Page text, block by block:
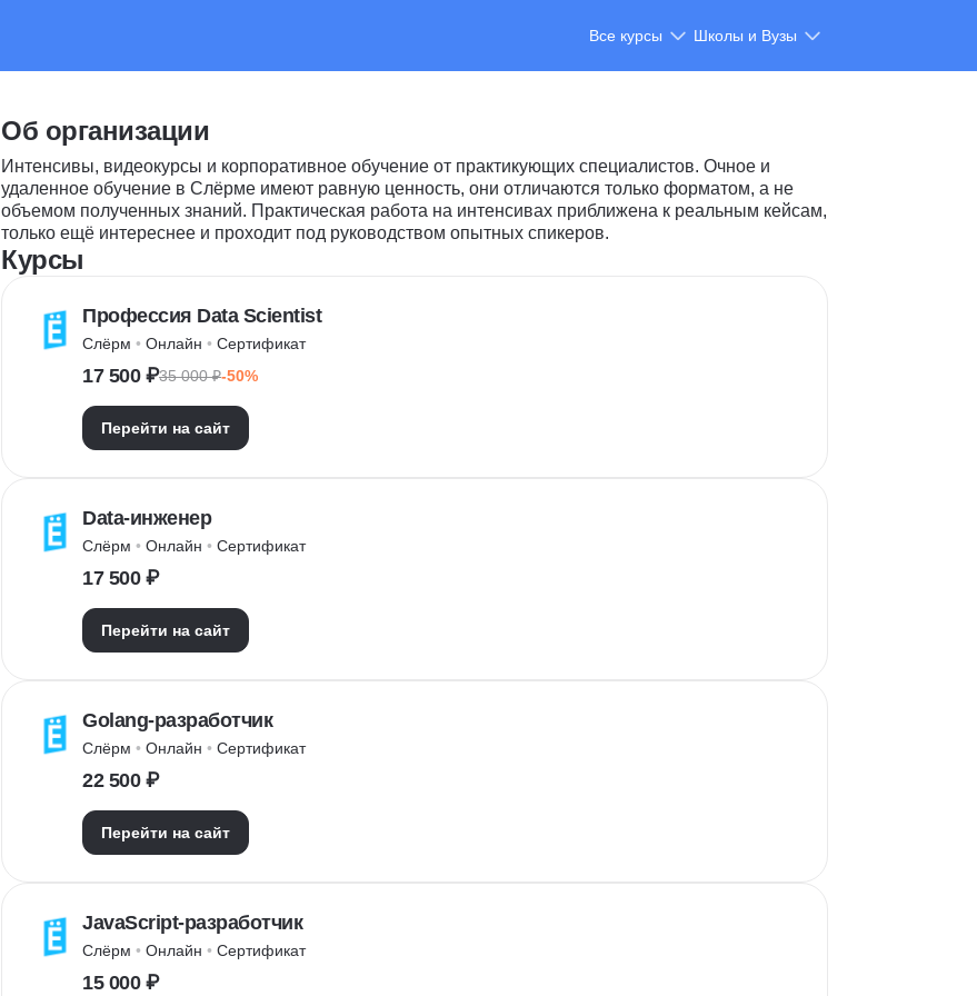
Все курсы Школы и Вузы
Об организации
Интенсивы, видеокурсы и корпоративное обучение от практикующих специалистов. Очное и
удаленное обучение в Слёрме имеют равную ценность, они отличаются только форматом, а не
объемом полученных знаний. Практическая работа на интенсивах приближена к реальным кейсам,
только ещё интереснее и проходит под руководством опытных спикеров.
Курсы
Профессия Data Scientist
Слёрм • Онлайн • Сертификат
17 500 ₽35 000 ₽-50%
Перейти на сайт
Data-инженер
Слёрм • Онлайн • Сертификат
17 500 ₽
Перейти на сайт
Golang-разработчик
Слёрм • Онлайн • Сертификат
22 500 ₽
Перейти на сайт
JavaScript-разработчик
Слёрм • Онлайн • Сертификат
15 000 ₽